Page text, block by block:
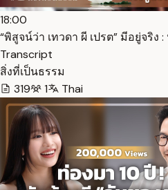
18:00
“พิสูจน์ว่า เทวดา ผี เปรต” มีอยู่จริง
Transcript
สิ่งที่เป็นธรรม
319
1 Thai